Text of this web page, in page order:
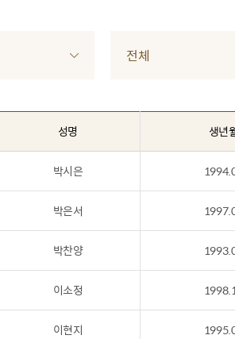
전체
성명 생년
박시은
박은서
박찬양
이소정
이현지